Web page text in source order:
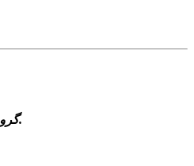
گروه جامعه: بهاي اقلام خوراکي چنان روز رو به فزوني گذاشته که فرياد در گلو خفه خريدار را که کارمند و کارگر و معلم يا بازنشسته و به هر حال حقوق بگير است در مي‌آورد.